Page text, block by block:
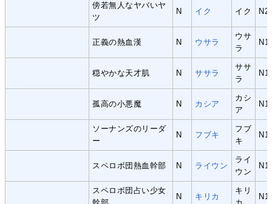
傍若無人なヤバいヤ
ツ
N イク イク N2
正義の熱血漢 N ウサラ
ウサ
ラ
N1
穏やかな天才肌 N ササラ
ササ
ラ
N1
孤高の小悪魔 N カシア
カシ
ア
N1
ソーナンズのリーダ
ー
N フブキ
フブ
キ
N1
スペロボ団熱血幹部 N ライウン
ライ
ウン
N1
スペロボ団占い少女
N キリカ
キリ
N1